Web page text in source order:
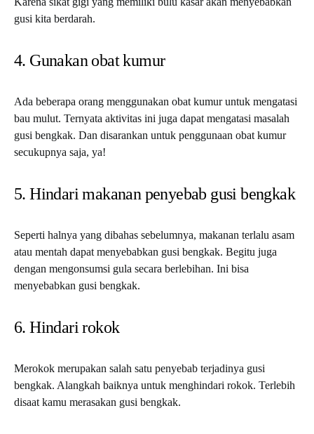
gusi kita berdarah.
4. Gunakan obat kumur
Ada beberapa orang menggunakan obat kumur untuk mengatasi
bau mulut. Ternyata aktivitas ini juga dapat mengatasi masalah
gusi bengkak. Dan disarankan untuk penggunaan obat kumur
secukupnya saja, ya!
5. Hindari makanan penyebab gusi bengkak
Seperti halnya yang dibahas sebelumnya, makanan terlalu asam
atau mentah dapat menyebabkan gusi bengkak. Begitu juga
dengan mengonsumsi gula secara berlebihan. Ini bisa
menyebabkan gusi bengkak.
6. Hindari rokok
Merokok merupakan salah satu penyebab terjadinya gusi
bengkak. Alangkah baiknya untuk menghindari rokok. Terlebih
disaat kamu merasakan gusi bengkak.